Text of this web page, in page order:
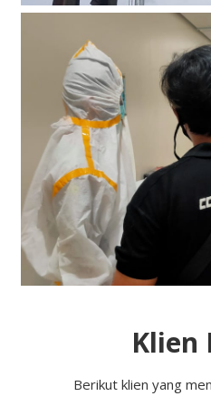
Klien
Berikut klien yang